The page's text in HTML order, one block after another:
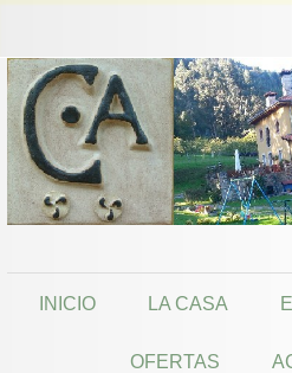
INICIO LA CASA
OFERTAS